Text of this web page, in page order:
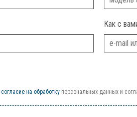
Как с
согласие на обработку персональных данных и